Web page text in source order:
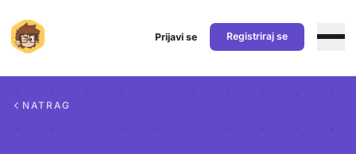
Prijavi se Registriraj se
NATRAG